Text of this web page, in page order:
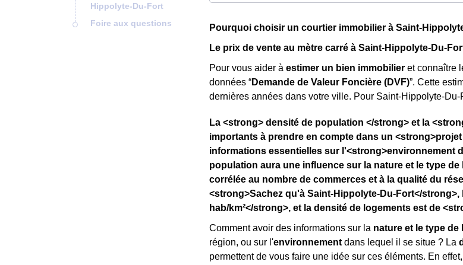
Hippolyte-Du-Fort
Foire aux questions
Pourquoi choisir un courtier immobilier à Saint-
Le prix de vente au mètre carré à Saint-Hippolyte-Du-
Pour vous aider à estimer un bien immobilier et connaître
données “Demande de Valeur Foncière (DVF)”. Cette
dernières années dans votre ville. Pour Saint-Hippolyte-Du-
La <strong> densité de population </strong> et la
importants à prendre en compte dans un
informations essentielles sur l'<strong>environnement
population aura une influence sur la nature et le type
corrélée au nombre de commerces et à la qualité du
<strong>Sachez qu'à Saint-Hippolyte-Du-Fort</
hab/km²</strong>, et la densité de logements est de
Comment avoir des informations sur la nature et le type de
région, ou sur l'environnement dans lequel il se situe ? La
permettent de vous faire une idée sur ces éléments. En